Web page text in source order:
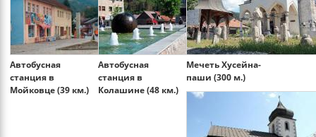
Автобусная
станция в
Мойковце (39 км.)
Автобусная
станция в
Колашине (48 км.)
Мечеть Хусейна-
паши (300 м.)